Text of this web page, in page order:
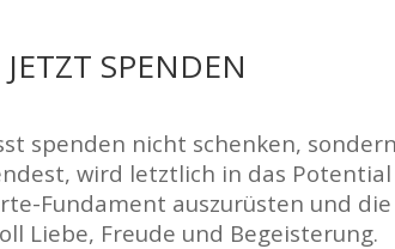
JETZT SPENDEN
spenden nicht schenken,
wird letztlich in das
Fundament auszurüsten und
Liebe, Freude und Begeisterung.